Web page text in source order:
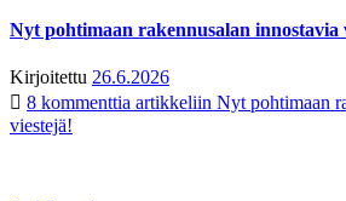
Nyt pohtimaan rakennusalan innostavia
Kirjoitettu 26.6.2026
8 kommenttia artikkeliin Nyt pohtimaan
viestejä!